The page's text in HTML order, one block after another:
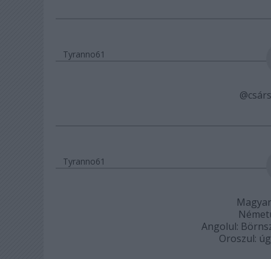
Tyranno61
Tyranno61
Angolul:
Oroszul: